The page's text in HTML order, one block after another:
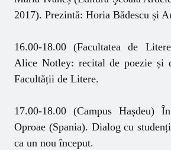
2017). Prezintă: Horia Bădescu și
16.00-18.00 (Facultatea de
Alice Notley: recital de poezie și
Facultății de Litere.
17.00-18.00 (Campus Hașdeu)
Oproae (Spania). Dialog cu
ca un nou început.